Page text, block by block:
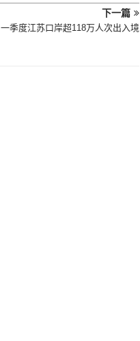
下一篇
一季度江苏口岸超118万人次出入境